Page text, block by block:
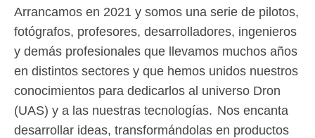
Arrancamos en 2021 y somos una serie de pilotos,
fotógrafos, profesores, desarrolladores, ingenieros
y demás profesionales que llevamos muchos años
en distintos sectores y que hemos unidos nuestros
conocimientos para dedicarlos al universo Dron
(UAS) y a las nuestras tecnologías. Nos encanta
desarrollar ideas, transformándolas en productos